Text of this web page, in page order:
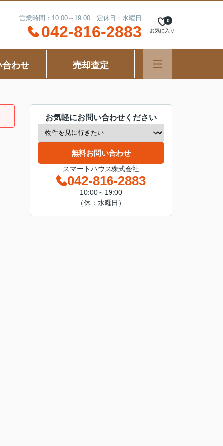
営業時間：10:00～19:00 定休日：水曜日
042-816-2883 お気に入り
0
合わせ 売却査定
お気軽にお問い合わせください
無料お問い合わせ
スマートハウス株式会社
042-816-2883
10:00～19:00
（休：水曜日）